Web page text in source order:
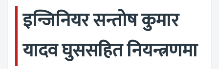
इन्जिनियर सन्तोष कुमार
यादव घुससहित नियन्त्रणमा